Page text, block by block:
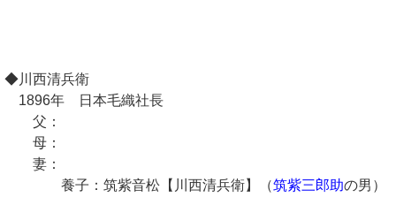
◆川西清兵衛
1896年 日本毛織社長
父：
母：
妻：
養子：筑紫音松【川西清兵衛】（筑紫三郎助の男）